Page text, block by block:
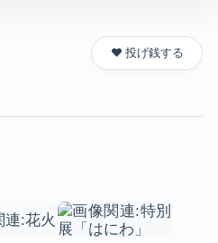
❤️ 投げ銭する